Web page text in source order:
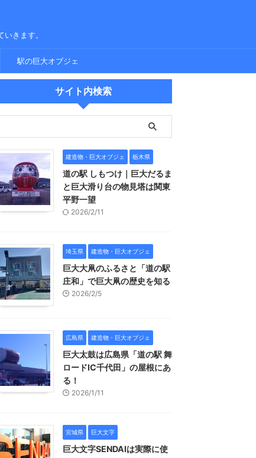
きます。
駅の巨大オブジェ
サイト内検索
建造物・巨大オブジェ 栃木県
道の駅 しもつけ｜巨大だるま
と巨大滑り台の物見塔は関東
平野一望
2026/2/11
埼玉県 建造物・巨大オブジェ
巨大大凧のふるさと「道の駅
庄和」で巨大凧の歴史を知る
2026/2/5
広島県 建造物・巨大オブジェ
巨大太鼓は広島県「道の駅 舞
ロードIC千代田」の屋根にあ
る！
2026/1/11
宮城県 巨大文字
巨大文字SENDAIは実際に使